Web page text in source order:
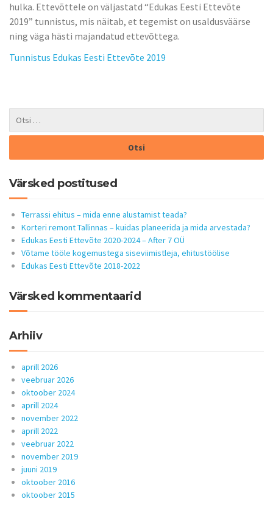
hulka. Ettevõttele on väljastatd “Edukas Eesti Ettevõte
2019” tunnistus, mis näitab, et tegemist on usaldusväärse
ning väga hästi majandatud ettevõttega.
Tunnistus Edukas Eesti Ettevõte 2019
Värsked postitused
Terrassi ehitus – mida enne alustamist teada?
Korteri remont Tallinnas – kuidas planeerida ja mida arvestada?
Edukas Eesti Ettevõte 2020-2024 – After 7 OÜ
Võtame tööle kogemustega siseviimistleja, ehitustöölise
Edukas Eesti Ettevõte 2018-2022
Värsked kommentaarid
Arhiiv
aprill 2026
veebruar 2026
oktoober 2024
aprill 2024
november 2022
aprill 2022
veebruar 2022
november 2019
juuni 2019
oktoober 2016
oktoober 2015